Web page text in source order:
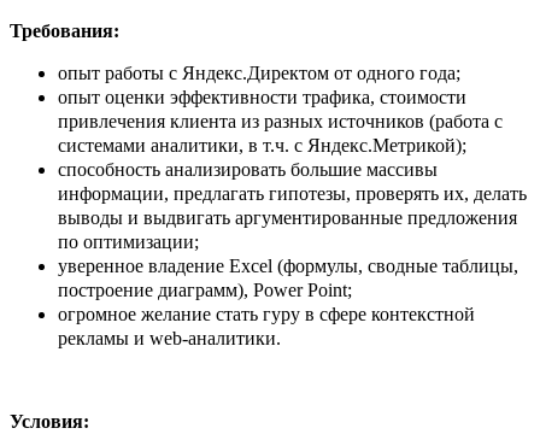
Требования:
опыт работы с Яндекс.Директом от одного года;
опыт оценки эффективности трафика, стоимости
привлечения клиента из разных источников (работа с
системами аналитики, в т.ч. с Яндекс.Метрикой);
способность анализировать большие массивы
информации, предлагать гипотезы, проверять их, делать
выводы и выдвигать аргументированные предложения
по оптимизации;
уверенное владение Excel (формулы, сводные таблицы,
построение диаграмм), Power Point;
огромное желание стать гуру в сфере контекстной
рекламы и web-аналитики.
Условия: